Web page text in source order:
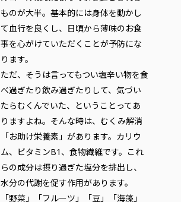
ものが大半。基本的には身体を動かし
て血行を良くし、日頃から薄味のお食
事を心がけていただくことが予防にな
ります。
ただ、そうは言ってもつい塩辛い物を食
べ過ぎたり飲み過ぎたりして、気づい
たらむくんでいた、ということってあ
りますよね。そんな時は、むくみ解消
「お助け栄養素」があります。カリウ
ム、ビタミンB1、食物繊維です。これ
らの成分は摂り過ぎた塩分を排出し、
水分の代謝を促す作用があります。
「野菜」「フルーツ」「豆」「海藻」